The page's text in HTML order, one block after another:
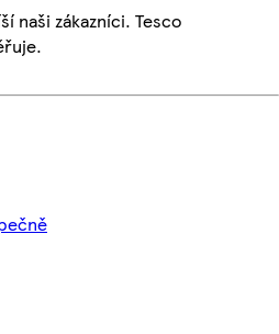
naši zákazníci. Tesco